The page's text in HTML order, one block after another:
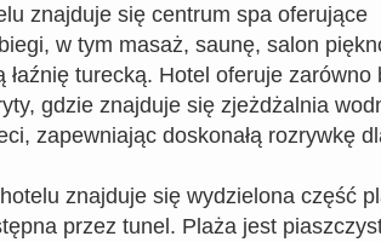
znajduje się centrum spa oferujące
w tym masaż, saunę, salon
łaźnię turecką. Hotel oferuje zarówno
gdzie znajduje się zjeżdżalnia
zapewniając doskonałą rozrywkę
znajduje się wydzielona część
przez tunel. Plaża jest